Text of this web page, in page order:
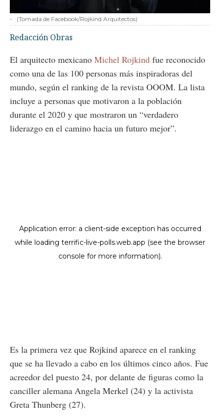
- (Tomada de Facebook/Rojkind Arquitectos)
Redacción Obras
El arquitecto mexicano Michel Rojkind fue reconocido
como una de las 100 personas más inspiradoras del
mundo, según el ranking de la revista OOOM. La lista
incluye a personas que motivaron a la población
durante el 2020 y que mostraron un “verdadero
liderazgo en el camino hacia un futuro mejor”.
Es la primera vez que Rojkind aparece en el ranking
que se ha llevado a cabo en los últimos cinco años. Fue
acreedor del puesto 24, por delante de figuras como la
canciller alemana Angela Merkel (24) y la activista
Greta Thunberg (27).